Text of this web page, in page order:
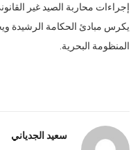
إجراءات محاربة الصيد غير
يكرس مبادئ الحكامة الرشيدة
المنظومة البحرية.
سعيد الجدياني